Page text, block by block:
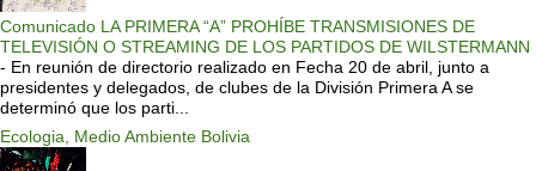
Comunicado LA PRIMERA “A” PROHÍBE TRANSMISIONES DE
TELEVISIÓN O STREAMING DE LOS PARTIDOS DE WILSTERMANN
- En reunión de directorio realizado en Fecha 20 de abril, junto a
presidentes y delegados, de clubes de la División Primera A se
determinó que los parti...
Ecologia, Medio Ambiente Bolivia